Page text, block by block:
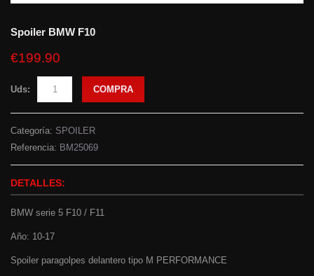
Spoiler BMW F10
€199.90
Uds: COMPRA
Categoría: SPOILER
Referencia: BM25069
DETALLES:
BMW serie 5 F10 / F11
Año: 10-17
Spoiler paragolpes delantero tipo M PERFORMANCE